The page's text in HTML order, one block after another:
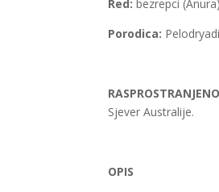
Red: bezrepci (Anura)
Porodica:
Sjever Australije.
OPIS